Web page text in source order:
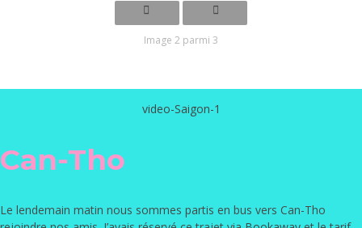
Image 2 parmi 3
video-Saigon-1
Can-Tho
Le lendemain matin nous sommes partis en bus vers Can-Tho